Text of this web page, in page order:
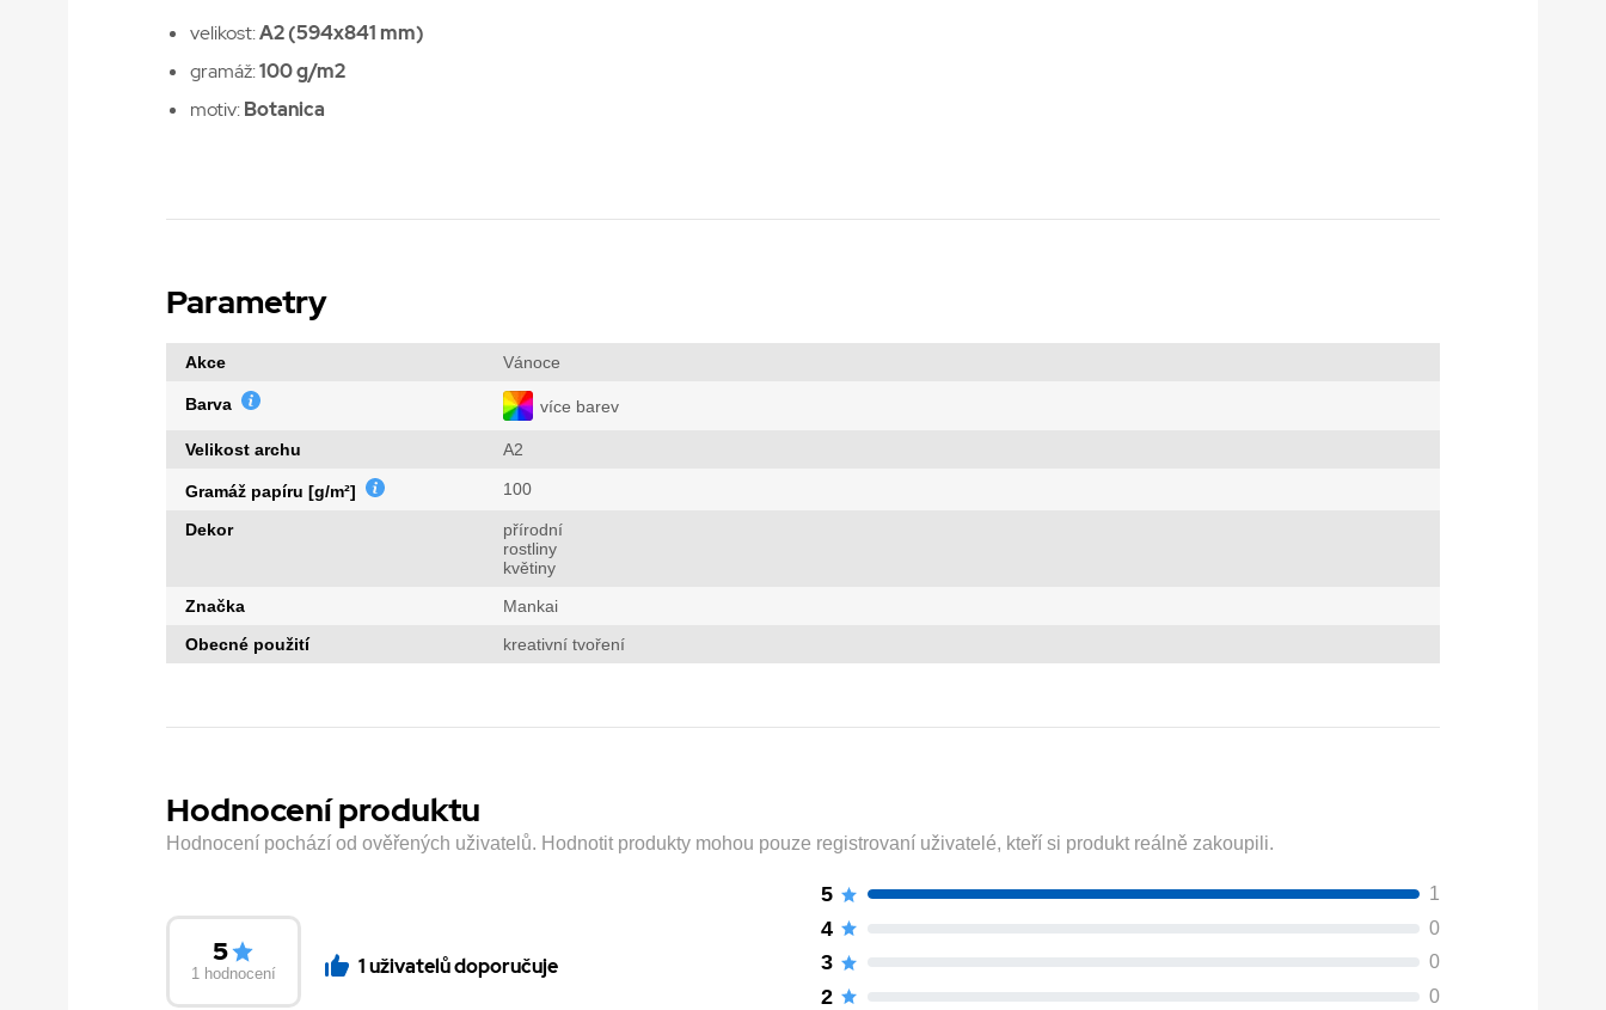
velikost:A2 (594x841 mm)
gramáž:100 g/m2
motiv:Botanica
Parametry
Akce Vánoce
Barva více barev
Velikost archu A2
Gramáž papíru [g/m²] 100
Dekor
přírodní
rostliny
květiny
Značka
Mankai
Obecné použití
kreativní tvoření
Hodnocení produktu
Hodnocení pochází od ověřených uživatelů. Hodnotit produkty mohou pouze registrovaní uživatelé, kteří si produkt reálně zakoupili.
5
1 hodnocení 1 uživatelů doporučuje
5 1
4 0
3 0
2 0